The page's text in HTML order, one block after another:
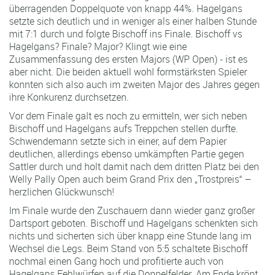
überragenden Doppelquote von knapp 44%. Hagelgans
setzte sich deutlich und in weniger als einer halben Stunde
mit 7:1 durch und folgte Bischoff ins Finale. Bischoff vs
Hagelgans? Finale? Major? Klingt wie eine
Zusammenfassung des ersten Majors (WP Open) - ist es
aber nicht. Die beiden aktuell wohl formstärksten Spieler
konnten sich also auch im zweiten Major des Jahres gegen
ihre Konkurenz durchsetzen.
Vor dem Finale galt es noch zu ermitteln, wer sich neben
Bischoff und Hagelgans aufs Treppchen stellen durfte.
Schwendemann setzte sich in einer, auf dem Papier
deutlichen, allerdings ebenso umkämpften Partie gegen
Sattler durch und holt damit nach dem dritten Platz bei den
Welly Pally Open auch beim Grand Prix den „Trostpreis“ –
herzlichen Glückwunsch!
Im Finale wurde den Zuschauern dann wieder ganz großer
Dartsport geboten. Bischoff und Hagelgans schenkten sich
nichts und sicherten sich über knapp eine Stunde lang im
Wechsel die Legs. Beim Stand von 5:5 schaltete Bischoff
nochmal einen Gang hoch und profitierte auch von